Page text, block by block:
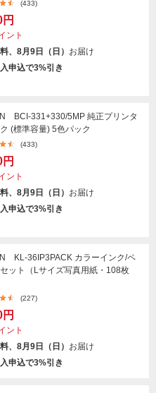
(433)
ント
、8月9日（日） お届け
申込で3%引き
BCI-331+330/5MP 純正プリンタ
(標準容量) 5色パック
(433)
ント
、8月9日（日） お届け
申込で3%引き
KL-36IP3PACK カラーインク/ペ
ット（Lサイズ写真用紙・108枚
(227)
ント
、8月9日（日） お届け
申込で3%引き